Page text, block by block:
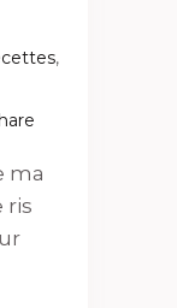
,
ma
ris